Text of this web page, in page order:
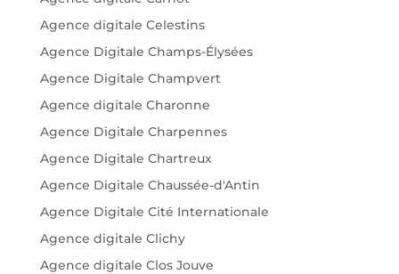
Agence digitale Celestins
Agence Digitale Champs-Élysées
Agence Digitale Champvert
Agence digitale Charonne
Agence Digitale Charpennes
Agence Digitale Chartreux
Agence Digitale Chaussée-d'Antin
Agence Digitale Cité Internationale
Agence digitale Clichy
Agence digitale Clos Jouve